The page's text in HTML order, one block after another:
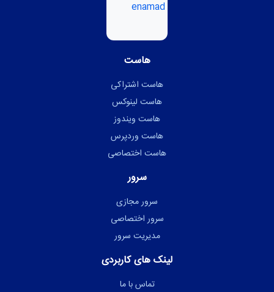
هاست
هاست اشتراکی
هاست لینوکس
هاست ویندوز
هاست وردپرس
هاست اختصاصی
سرور
سرور مجازی
سرور اختصاصی
مدیریت سرور
لینک های کاربردی
تماس با ما